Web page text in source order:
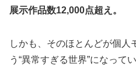
展示作品数12,000点超え。
しかも、そのほとんどが個人
う“異常すぎる世界”になってい